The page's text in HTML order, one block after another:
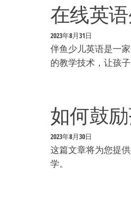
在线英
2023年8月31日
伴鱼少儿英语是一
的教学技术，让孩
如何鼓
2023年8月30日
这篇文章将为您提
学。